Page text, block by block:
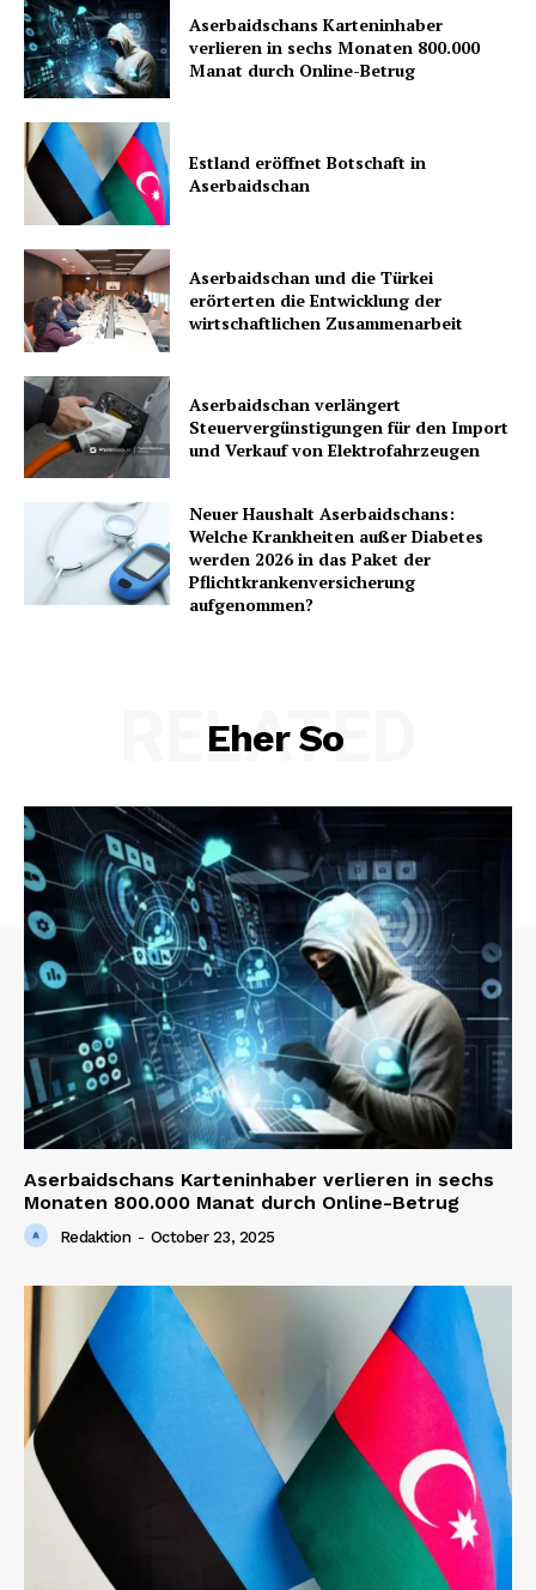
Aserbaidschans Karteninhaber
verlieren in sechs Monaten 800.000
Manat durch Online-Betrug
Estland eröffnet Botschaft in
Aserbaidschan
Aserbaidschan und die Türkei
erörterten die Entwicklung der
wirtschaftlichen Zusammenarbeit
Aserbaidschan verlängert
Steuervergünstigungen für den Import
und Verkauf von Elektrofahrzeugen
Neuer Haushalt Aserbaidschans:
Welche Krankheiten außer Diabetes
werden 2026 in das Paket der
Pflichtkrankenversicherung
aufgenommen?
Eher So
RELATED
Aserbaidschans Karteninhaber verlieren in sechs
Monaten 800.000 Manat durch Online-Betrug
Redaktion - October 23, 2025